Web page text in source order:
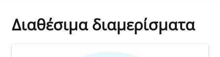
Διαθέσιμα διαμερίσματα